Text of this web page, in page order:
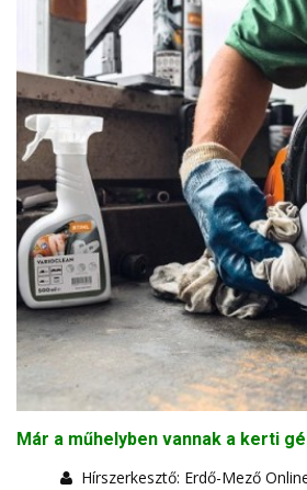
Már a műhelyben vannak a kerti
Hírszerkesztő: Erdő-Mező